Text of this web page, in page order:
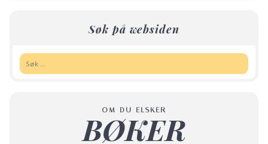
Søk på websiden
OM DU ELSKER
BØKER